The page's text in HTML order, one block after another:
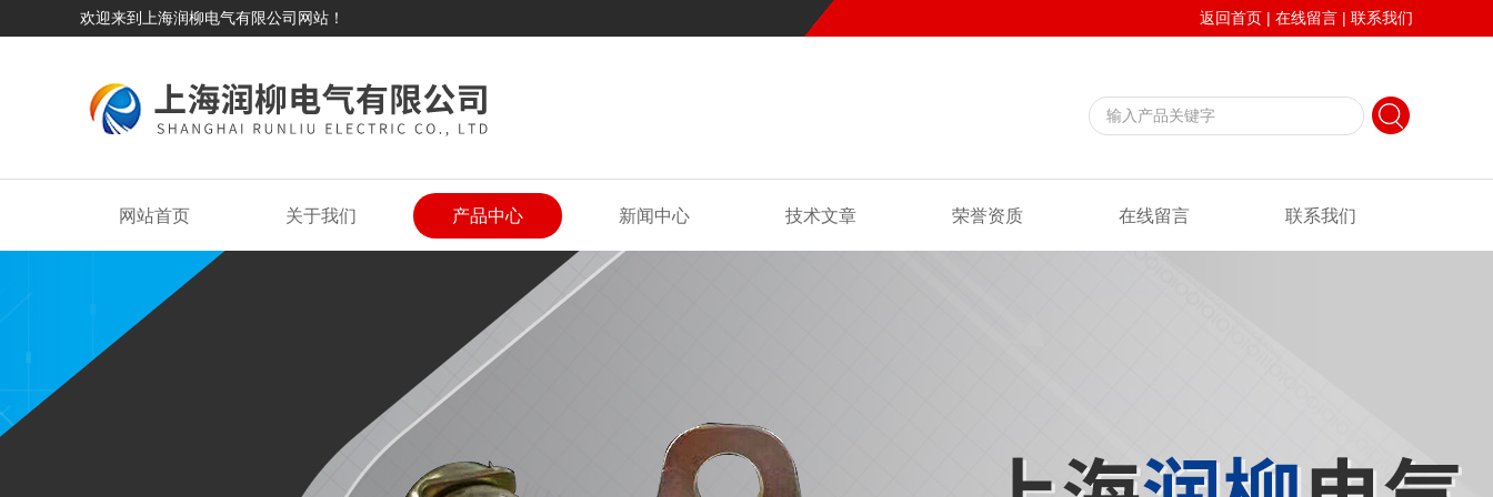
欢迎来到上海润柳电气有限公司网站！ 返回首页 | 在线留言 | 联系我们
网站首页 关于我们 产品中心 新闻中心 技术文章 荣誉资质 在线留言 联系我们